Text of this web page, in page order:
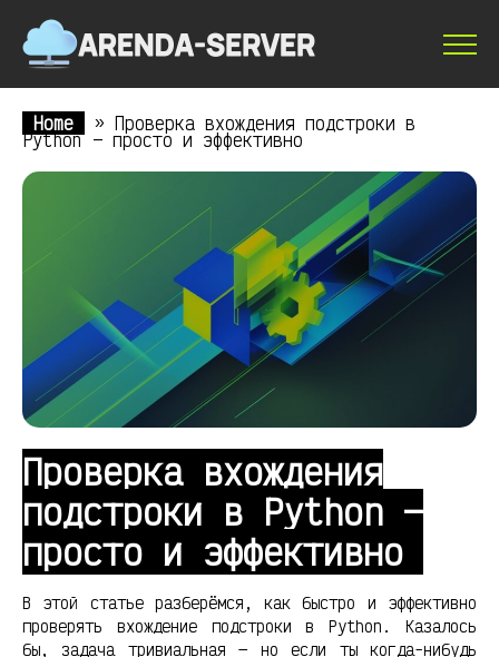
Home » Проверка вхождения подстроки в
Python — просто и эффективно
Проверка вхождения
подстроки в Python —
просто и эффективно
В этой статье разберёмся, как быстро и эффективно
проверять вхождение подстроки в Python. Казалось
бы, задача тривиальная — но если ты когда-нибудь